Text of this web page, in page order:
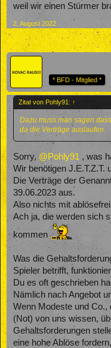
weil wir einen Stürmer
2. August 2022
* BFD - Mitglied *
Zitat von Pohly91: ↑
Dazu muss man sagen
da die Verträge auslaufen.
Sorry, @Pohly91 , was
Wir benötigen J.E.T.Z.T.
Die Verträge der
39.06.2023 aus.
Also nichts mit
Ach ja, die werden sich
kommen
Was die
Spieler betrifft,
Du es oft geschrieben
Nämlich nach Angebot
Wenn Modeste und Co.,
(Not) von uns wissen,
Gehaltsforderungen
eine hohe Ablöse